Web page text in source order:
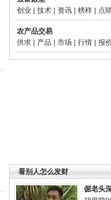
创业 | 技术 | 资讯 | 榜样 | 点
农产品交易
供求 | 产品 | 市场 | 行情 | 报
看别人怎么发财
倔老头